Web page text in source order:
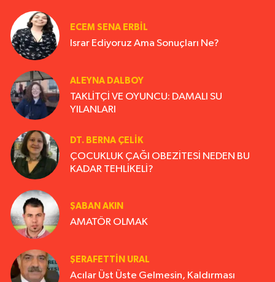
ECEM SENA ERBIL
Israr Ediyoruz Ama Sonuçları Ne?
ALEYNA DALBOY
TAKLİTÇİ VE OYUNCU: DAMALI SU
YILANLARI
DT. BERNA ÇELIK
ÇOCUKLUK ÇAĞI OBEZİTESİ NEDEN BU
KADAR TEHLİKELİ?
ŞABAN AKIN
AMATÖR OLMAK
ŞERAFETTIN URAL
Acılar Üst Üste Gelmesin, Kaldırması